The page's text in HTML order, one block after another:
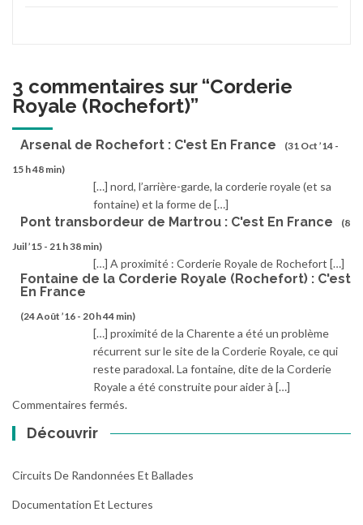
3 commentaires sur “Corderie
Royale (Rochefort)”
Arsenal de Rochefort : C'est En France
(31 Oct ’14 -
15 h 48 min)
[…] nord, l’arrière-garde, la corderie royale (et sa
fontaine) et la forme de […]
Pont transbordeur de Martrou : C'est En France
(8
Juil ’15 - 21 h 38 min)
[…] A proximité : Corderie Royale de Rochefort […]
Fontaine de la Corderie Royale (Rochefort) : C'est
En France
(24 Août ’16 - 20 h 44 min)
[…] proximité de la Charente a été un problème
récurrent sur le site de la Corderie Royale, ce qui
reste paradoxal. La fontaine, dite de la Corderie
Royale a été construite pour aider à […]
Commentaires fermés.
Découvrir
Circuits De Randonnées Et Ballades
Documentation Et Lectures